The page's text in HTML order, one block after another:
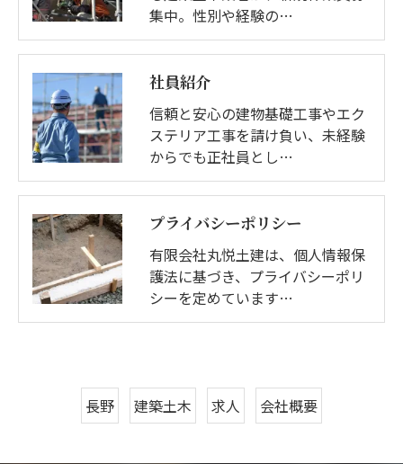
集中。性別や経験の…
社員紹介
信頼と安心の建物基礎工事やエク
ステリア工事を請け負い、未経験
からでも正社員とし…
プライバシーポリシー
有限会社丸悦土建は、個人情報保
護法に基づき、プライバシーポリ
シーを定めています…
長野 建築土木 求人 会社概要